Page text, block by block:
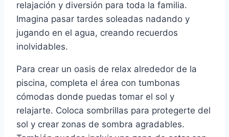
relajación y diversión para toda la familia.
Imagina pasar tardes soleadas nadando y
jugando en el agua, creando recuerdos
inolvidables.
Para crear un oasis de relax alrededor de la
piscina, completa el área con tumbonas
cómodas donde puedas tomar el sol y
relajarte. Coloca sombrillas para protegerte del
sol y crear zonas de sombra agradables.